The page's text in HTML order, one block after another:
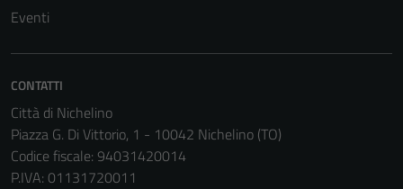
Eventi
CONTATTI
Città di Nichelino
Piazza G. Di Vittorio, 1 - 10042 Nichelino (TO)
Codice fiscale: 94031420014
P.IVA: 01131720011
per il
essere